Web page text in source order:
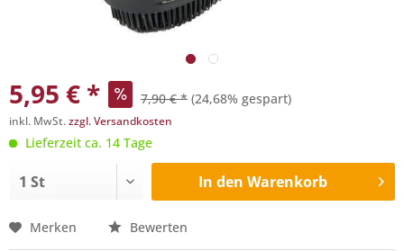
5,95 € * 7,90 € * (24,68% gespart)
inkl. MwSt.zzgl. Versandkosten
Lieferzeit ca. 14 Tage
In den Warenkorb
Merken Bewerten